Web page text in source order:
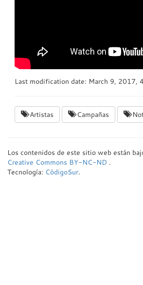
Last modification date: March 9, 2017,
Artistas Campañas
Los contenidos de este sitio web están
Creative Commons BY-NC-ND .
Tecnología: CódigoSur.